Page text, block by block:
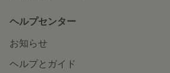
ヘルプセンター
お知らせ
ヘルプとガイド